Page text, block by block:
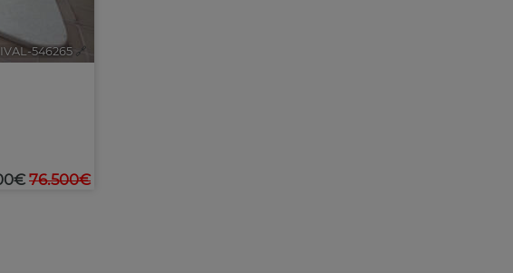
546265 🔗
76.500€